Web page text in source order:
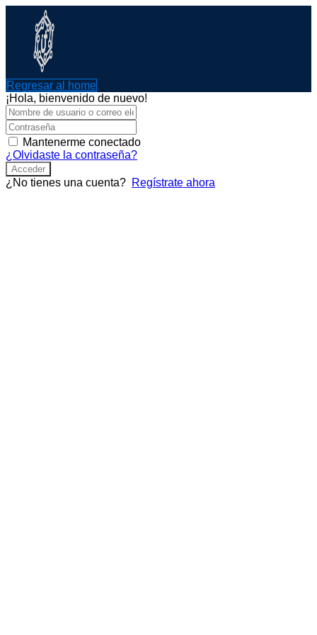
contenido
Regresar al home
¡Hola, bienvenido de nuevo!
Mantenerme conectado
¿Olvidaste la contraseña?
Acceder
¿No tienes una cuenta? Regístrate ahora